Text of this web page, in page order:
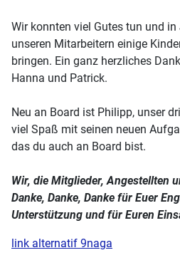
Wir konnten viel Gutes tun und
unseren Mitarbeitern einige
bringen. Ein ganz herzliches
Hanna und Patrick.
Neu an Board ist Philipp, unser
viel Spaß mit seinen neuen
das du auch an Board bist.
Wir, die Mitglieder, Angestellten
Danke, Danke, Danke für Euer
Unterstützung und für Euren
link alternatif 9naga